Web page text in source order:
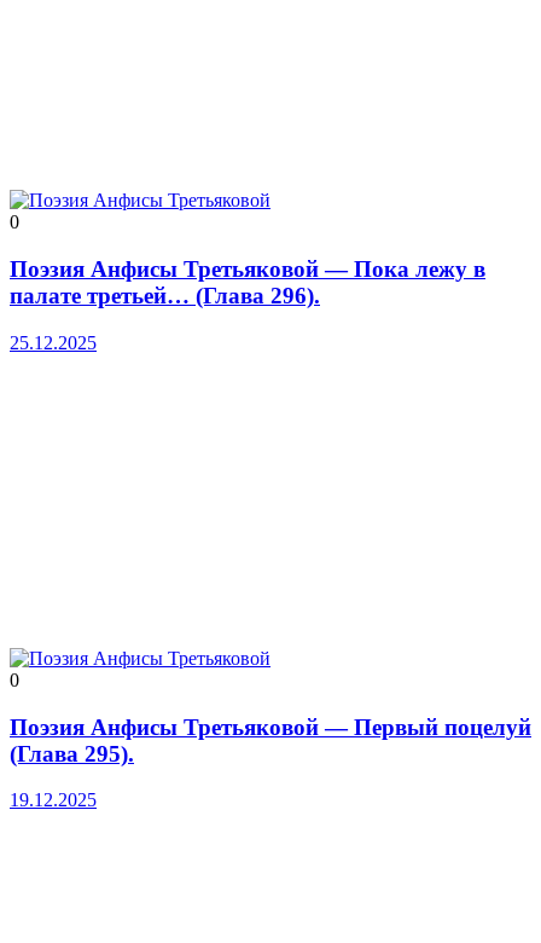
0
Поэзия Анфисы Третьяковой — Пока лежу в
палате третьей… (Глава 296).
25.12.2025
0
Поэзия Анфисы Третьяковой — Первый поцелуй
(Глава 295).
19.12.2025